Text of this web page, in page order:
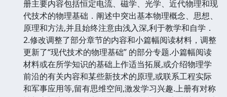
册主要内容包括恒定电流、磁学、光学、近代物理和现
代技术的物理基础．阐述中突出基本物理概念、思想、
原理和方法,并且始终注意由浅入深,利于教学和自学．
2.修改调整了部分章节的内容和小篇幅阅读材料，调整
更新了“现代技术的物理基础” 的部分专题.小篇幅阅读
材料或在所学知识的基础上作适当拓展,或介绍物理学
前沿的有关内容和某些新技术的原理,或联系工程实际
和军事应用等,留有思维空间,激发学习兴趣.上册有对称